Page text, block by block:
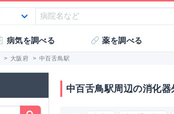
病気を調べる 薬を調べる
> 大阪府 > 中百舌鳥駅
中百舌鳥駅周辺の消化